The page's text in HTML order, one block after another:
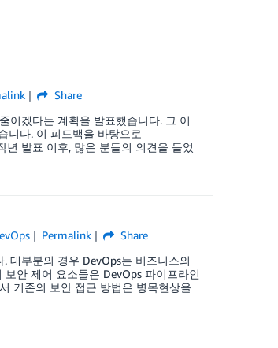
Share
이겠다는 계획을 발표했습니다. 그 이
니다. 이 피드백을 바탕으로
발표 이후, 많은 분들의 의견을 들었
Permalink
Share
대부분의 경우 DevOps는 비즈니스의
안 제어 요소들은 DevOps 파이프라인
기존의 보안 접근 방법은 병목현상을